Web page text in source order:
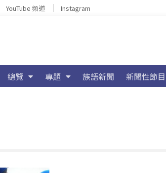
YouTube 頻道 Instagram
總覽 專題 族語新聞 新聞性節目